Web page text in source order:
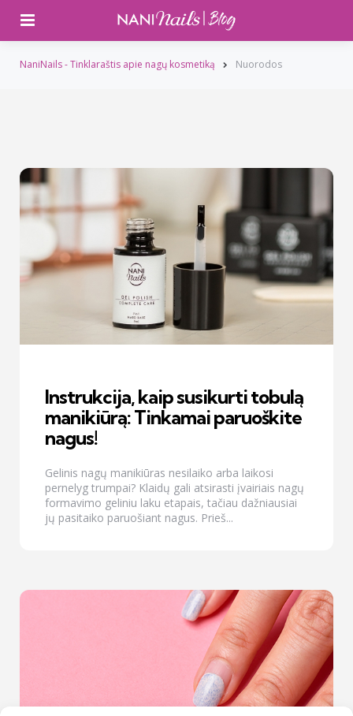
NaniNails - Tinklaraštis apie nagų kosmetiką Nuorodos
Instrukcija, kaip susikurti tobulą
manikiūrą: Tinkamai paruoškite
nagus!
Gelinis nagų manikiūras nesilaiko arba laikosi
pernelyg trumpai? Klaidų gali atsirasti įvairiais nagų
formavimo geliniu laku etapais, tačiau dažniausiai
jų pasitaiko paruošiant nagus. Prieš...